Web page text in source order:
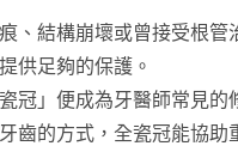
、結構崩壞或曾接受根管
供足夠的保護。
冠」便成為牙醫師常見的
齒的方式，全瓷冠能協助